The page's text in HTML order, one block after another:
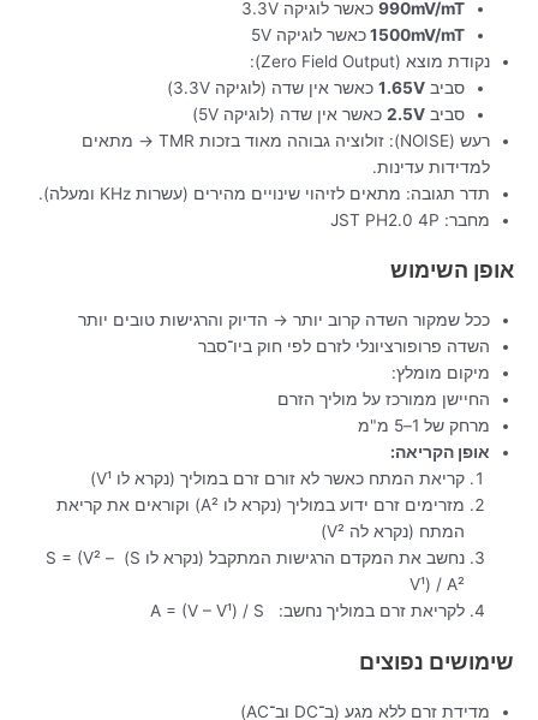
990mV/mTכאשר לוגיקה 3.3V
1500mV/mT כאשר לוגיקה 5V
נקודת מוצא (Zero Field Output):
סביב 1.65Vכאשר אין שדה (לוגיקה 3.3V)
סביב 2.5Vכאשר אין שדה (לוגיקה 5V)
רעש (NOISE): זולוציה גבוהה מאוד בזכות TMR → מתאים
למדידות עדינות.
תדר תגובה: מתאים לזיהוי שינויים מהירים (עשרות KHz ומעלה).
מחבר: JST PH2.0 4P
אופן השימוש
ככל שמקור השדה קרוב יותר → הדיוק והרגישות טובים יותר
השדה פרופורציונלי לזרם לפי חוק ביו־סבר
מיקום מומלץ:
החיישן ממורכז על מוליך הזרם
מרחק של 1–5 מ"מ
אופן הקריאה:
קריאת המתח כאשר לא זורם זרם במוליך (נקרא לו V¹)
מזרימים זרם ידוע במוליך (נקרא לו A²) וקוראים את קריאת
המתח (נקרא לה V²)
נחשב את המקדם הרגישות המתקבל (נקרא לו S) S = (V² –
V¹) / A²
לקריאת זרם במוליך נחשב: A = (V – V¹) / S
שימושים נפוצים
מדידת זרם ללא מגע (ב־DC וב־AC)